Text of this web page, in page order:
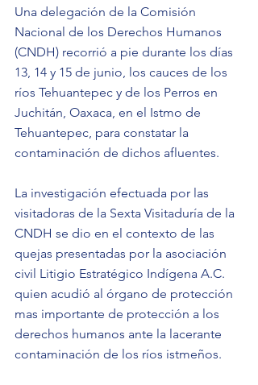
Una delegación de la Comisión
Nacional de los Derechos Humanos
(CNDH) recorrió a pie durante los días
13, 14 y 15 de junio, los cauces de los
ríos Tehuantepec y de los Perros en
Juchitán, Oaxaca, en el Istmo de
Tehuantepec, para constatar la
contaminación de dichos afluentes.
La investigación efectuada por las
visitadoras de la Sexta Visitaduría de la
CNDH se dio en el contexto de las
quejas presentadas por la asociación
civil Litigio Estratégico Indígena A.C.
quien acudió al órgano de protección
mas importante de protección a los
derechos humanos ante la lacerante
contaminación de los ríos istmeños.